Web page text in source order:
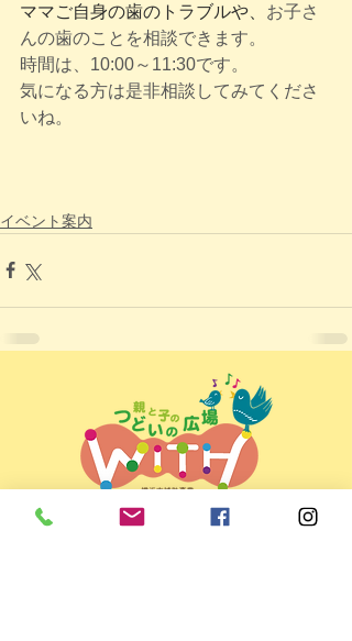
ママご自身の歯のトラブルや、 お子さ
んの歯のことを相談できます。
時間は、10:00～11:30です。
気になる方は是非相談してみてくださ
いね。
イベント案内